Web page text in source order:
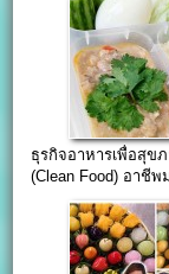
ธุรกิจอาหารเพื่อสุข
(Clean Food) อาชีพ
โจทย์ให้กระจุย